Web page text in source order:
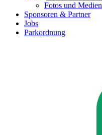
Fotos und Medien
Sponsoren & Partner
Jobs
Parkordnung